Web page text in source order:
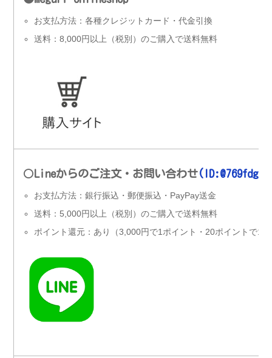
お支払方法：各種クレジットカード・代金引換
送料：8,000円以上（税別）のご購入で送料無料
〇 Lineからのご注文・お問い合わせ
お支払方法：銀行振込・郵便振込・PayPay送金
送料：5,000円以上（税別）のご購入で送料無料
ポイント還元：あり（3,000円で1ポイント・20ポイントで